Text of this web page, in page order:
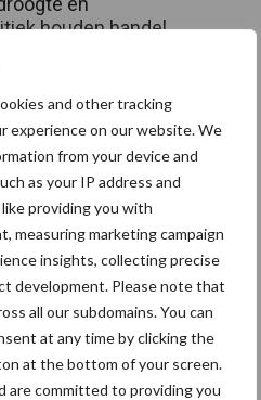
and other tracking
experience on our website. We
from your device and
as your IP address and
providing you with
measuring marketing campaign
insights, collecting precise
development. Please note that
all our subdomains. You can
at any time by clicking the
at the bottom of your screen.
are committed to providing you
houden handel
Fokkerij
Ligbox &
Voerhekken